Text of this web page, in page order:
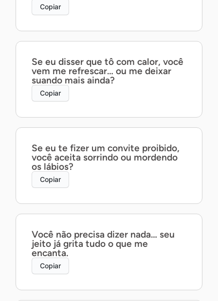
Copiar
Se eu disser que tô com calor, você
vem me refrescar… ou me deixar
suando mais ainda?
Copiar
Se eu te fizer um convite proibido,
você aceita sorrindo ou mordendo
os lábios?
Copiar
Você não precisa dizer nada… seu
jeito já grita tudo o que me
encanta.
Copiar